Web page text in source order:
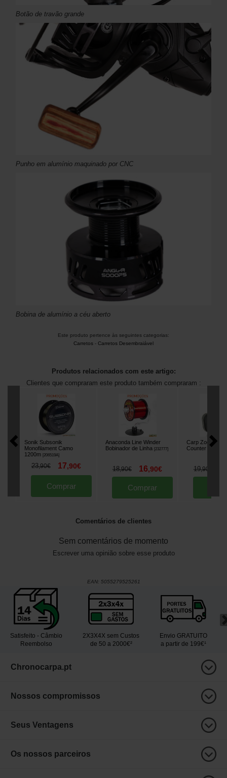
Botão de travão grande
Punho em alumínio maquinado por CNC
Bobina de alumínio a céu aberto
Este produto pertence às seguintes categorias:
Carretos - Carretos Desembraiável
Produtos relacionados com este artigo:
Clientes que compraram este produto também compraram :
Sonik Subsonik
Monofilament Camo
1200m [206519A]
23,90€ 17,90€
Comprar
Anaconda Line Winder
Bobinador de Linha [232777]
18,90€ 16,90€
Comprar
Carp Zoom Line
Counter
19,90
Comentários de clientes
Sem comentários de momento
Escrever uma opinião sobre esse produto
EAN: 5055279525261
Satisfeito - Câmbio
Reembolso
2X3X4X sem Custos
de 50 a 2000€²
Envio GRATUITO
a partir de 199€¹
Chronocarpa.pt
Nossos compromissos
Seus Ventagens
Os nossos parceiros